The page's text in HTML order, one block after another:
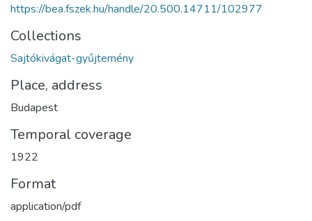
https://bea.fszek.hu/handle/20.500.14711/102977
Collections
Sajtókivágat-gyűjtemény
Place, address
Budapest
Temporal coverage
1922
Format
application/pdf